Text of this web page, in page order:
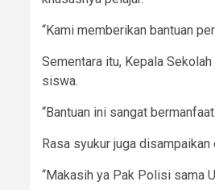
“Kami memberikan bantuan
Sementara itu, Kepala
siswa.
“Bantuan ini sangat
Rasa syukur juga
“Makasih ya Pak Polisi sama